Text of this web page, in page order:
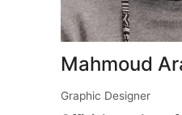
Mahmoud
Graphic Designer